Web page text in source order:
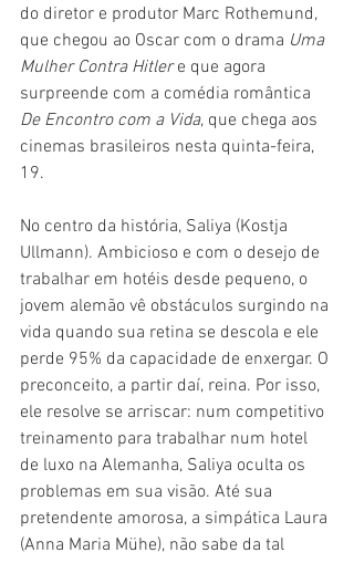
do diretor e produtor Marc Rothemund,
que chegou ao Oscar com o drama Uma
Mulher Contra Hitler e que agora
surpreende com a comédia romântica
De Encontro com a Vida, que chega aos
cinemas brasileiros nesta quinta-feira,
19.
No centro da história, Saliya (Kostja
Ullmann). Ambicioso e com o desejo de
trabalhar em hotéis desde pequeno, o
jovem alemão vê obstáculos surgindo na
vida quando sua retina se descola e ele
perde 95% da capacidade de enxergar. O
preconceito, a partir daí, reina. Por isso,
ele resolve se arriscar: num competitivo
treinamento para trabalhar num hotel
de luxo na Alemanha, Saliya oculta os
problemas em sua visão. Até sua
pretendente amorosa, a simpática Laura
(Anna Maria Mühe), não sabe da tal